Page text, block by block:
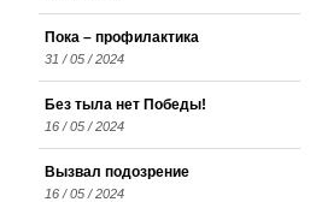
Пока – профилактика
31 / 05 / 2024
Без тыла нет Победы!
16 / 05 / 2024
Вызвал подозрение
16 / 05 / 2024